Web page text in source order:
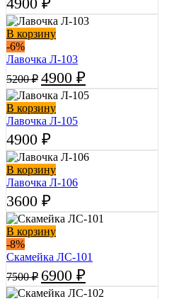
В корзину
-6%
Лавочка Л-103
5200₽ 4900 ₽
В корзину
Лавочка Л-105
4900 ₽
В корзину
Лавочка Л-106
3600 ₽
В корзину
-8%
Скамейка ЛС-101
7500₽ 6900 ₽